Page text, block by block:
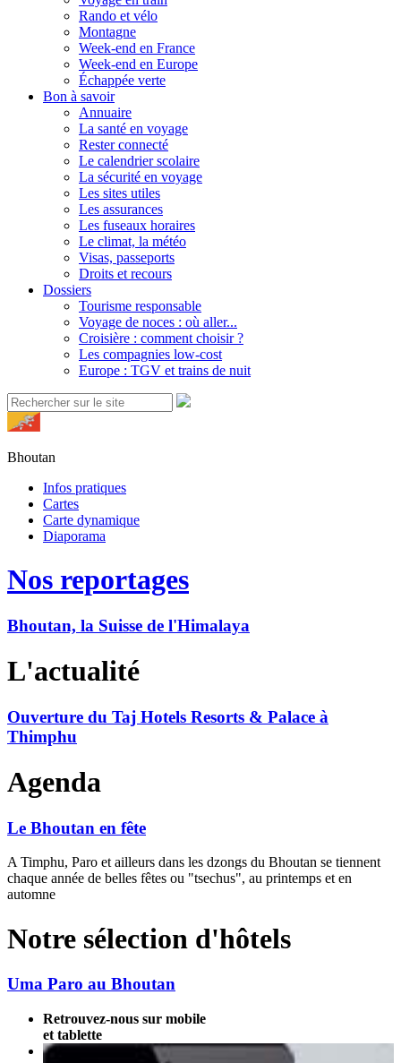
Rando et vélo
Montagne
Week-end en France
Week-end en Europe
Échappée verte
Bon à savoir
Annuaire
La santé en voyage
Rester connecté
Le calendrier scolaire
La sécurité en voyage
Les sites utiles
Les assurances
Les fuseaux horaires
Le climat, la météo
Visas, passeports
Droits et recours
Dossiers
Tourisme responsable
Voyage de noces : où aller...
Croisière : comment choisir ?
Les compagnies low-cost
Europe : TGV et trains de nuit
Bhoutan
Infos pratiques
Cartes
Carte dynamique
Diaporama
Nos reportages
Bhoutan, la Suisse de l'Himalaya
L'actualité
Ouverture du Taj Hotels Resorts & Palace à
Thimphu
Agenda
Le Bhoutan en fête
A Timphu, Paro et ailleurs dans les dzongs du Bhoutan se tiennent
chaque année de belles fêtes ou "tsechus", au printemps et en
automne
Notre sélection d'hôtels
Uma Paro au Bhoutan
Retrouvez-nous sur mobile
et tablette